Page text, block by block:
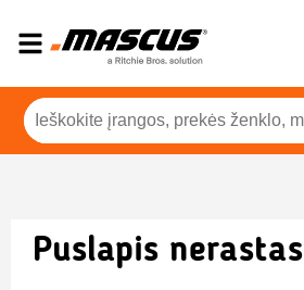
Puslapis nerastas